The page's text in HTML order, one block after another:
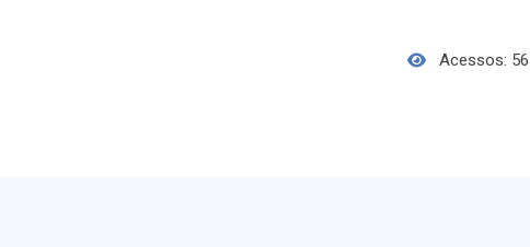
Acessos: 56